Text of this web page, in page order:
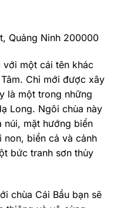
Quảng Ninh 200000
với một cái tên khác
Chỉ mới được xây
là một trong những
Long. Ngôi chùa này
núi, mặt hướng biển
non, biển cả và cảnh
bức tranh sơn thủy
chùa Cái Bầu bạn sẽ